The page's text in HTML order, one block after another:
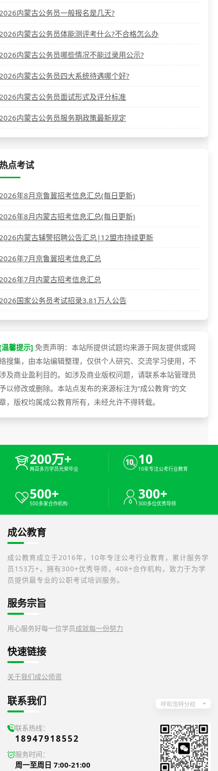
内蒙古公务员一般报名是几天?
内蒙古公务员体能测评考什么?不合格怎么办
内蒙古公务员哪些情况不能过录用公示?
内蒙古公务员四大系统待遇哪个好?
内蒙古公务员面试形式及评分标准
内蒙古公务员服务期政策最新规定
点考试
年8月京鲁冀招考信息汇总(每日更新)
年8月内蒙古招考信息汇总(每日更新)
内蒙古辅警招聘公告汇总|12盟市持续更新
年7月京鲁冀招考信息汇总
年7月内蒙古招考信息汇总
国家公务员考试招录3.81万人公告
馨提示] 免责声明：本站所提供试题均来源于网友提供或网
搜集，由本站编辑整理，仅供个人研究、交流学习使用，不
及商业盈利目的。如涉及商业版权问题，请联系本站管理员
以修改或删除。本站点发布的来源标注为“成公教育”的文
，版权均属成公教育所有，未经允许不得转载。
200万+
两百多万学员光荣毕业
10
10年专注公考行业教育
500+
500多家合作机构
300+
300多位优秀导师
成公教育
成公教育成立于2016年，10年专注公考行业教育，累计服务学
员153万+，拥有300+优秀导师，408+合作机构，致力于为学
员提供最专业的公职考试培训服务。
服务宗旨
用心服务好每一位学员成就每一份努力
快速链接
关于我们成公师资
联系我们 呼和浩特分校
联系热线：
18947918552
服务时间：
周一至周日 7:00-21:00